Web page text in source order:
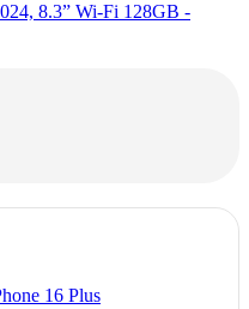
8.3” Wi-Fi 128GB -